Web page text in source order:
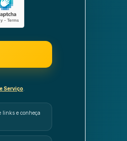
Serviço
links e conheça